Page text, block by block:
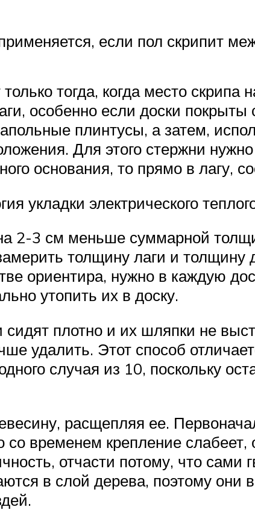
если пол скрипит
тогда, когда место
особенно если доски
плинтусы, а затем,
Для этого стержни
основания, то прямо в лагу,
укладки электрического
2-3 см меньше суммарной
толщину лаги и толщину
ориентира, нужно в каждую
утопить их в доску.
сидят плотно и их шляпки не
удалить. Этот способ
случая из 10, поскольку
расщепляя ее.
со временем крепление
отчасти потому, что
в слой дерева, поэтому они